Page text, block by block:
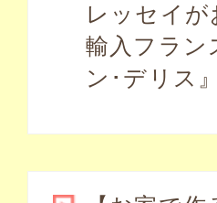
レッセイ
輸入フラン
ン･デリス